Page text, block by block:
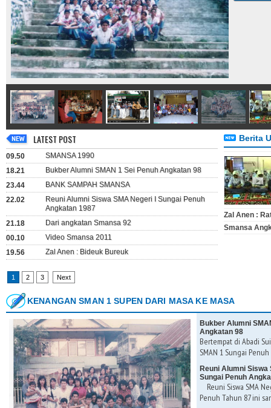
LATEST POST
09.50
SMANSA 1990
18.21
Bukber Alumni SMAN 1 Sei Penuh Angkatan 98
23.44
BANK SAMPAH SMANSA
22.02
Reuni Alumni Siswa SMA Negeri I Sungai Penuh
Angkatan 1987
21.18
Dari angkatan Smansa 92
00.10
Video Smansa 2011
19.56
Zal Anen : Bideuk Bureuk
1 2 3 Next
Berita
Zal Anen :
Smansa
KENANGAN SMAN 1 SUPEN DARI MASA KE MASA
Bukber Alumni
Angkatan 98
Bertempat di Abadi
SMAN 1 Sungai
Reuni Alumni Siswa
Sungai Penuh
Reuni Siswa SMA
Penuh Tahun 87 ini